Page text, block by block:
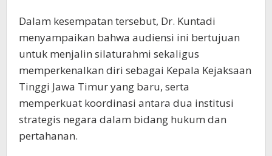
Dalam kesempatan tersebut, Dr. Kuntadi
menyampaikan bahwa audiensi ini bertujuan
untuk menjalin silaturahmi sekaligus
memperkenalkan diri sebagai Kepala Kejaksaan
Tinggi Jawa Timur yang baru, serta
memperkuat koordinasi antara dua institusi
strategis negara dalam bidang hukum dan
pertahanan.